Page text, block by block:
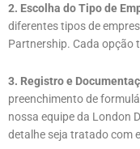
2. Escolha do Tipo de
diferentes tipos de
Partnership. Cada opção
3. Registro e
preenchimento de
nossa equipe da London
detalhe seja tratado com